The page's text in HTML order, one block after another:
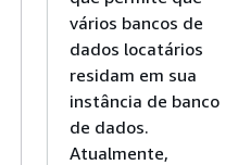
vários bancos de
dados locatários
residam em sua
instância de banco
de dados.
Atualmente,